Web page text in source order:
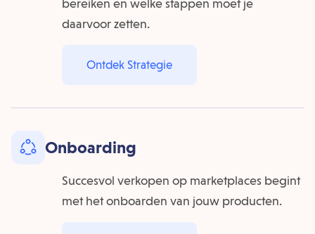
bereiken en welke stappen moet je
daarvoor zetten.
Ontdek Strategie
Onboarding
Succesvol verkopen op marketplaces begint
met het onboarden van jouw producten.